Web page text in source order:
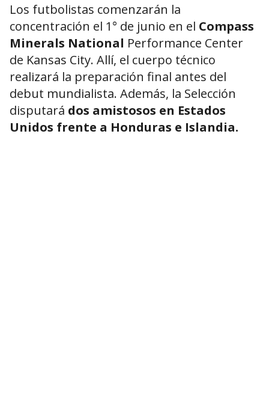
Los futbolistas comenzarán la
concentración el 1° de junio en el Compass
Minerals National Performance Center
de Kansas City. Allí, el cuerpo técnico
realizará la preparación final antes del
debut mundialista. Además, la Selección
disputará dos amistosos en Estados
Unidos frente a Honduras e Islandia.